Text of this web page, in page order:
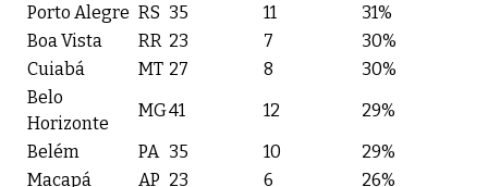
Porto Alegre RS 35 11
31%
Boa Vista
RR 23 7
30%
Cuiabá
MT 27 8
30%
Belo
Horizonte
MG41 12
29%
Belém
PA 35 10
29%
Macapá
AP 23 6
26%